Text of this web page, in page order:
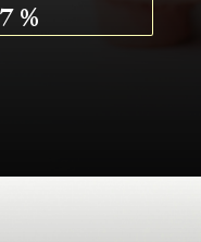
%